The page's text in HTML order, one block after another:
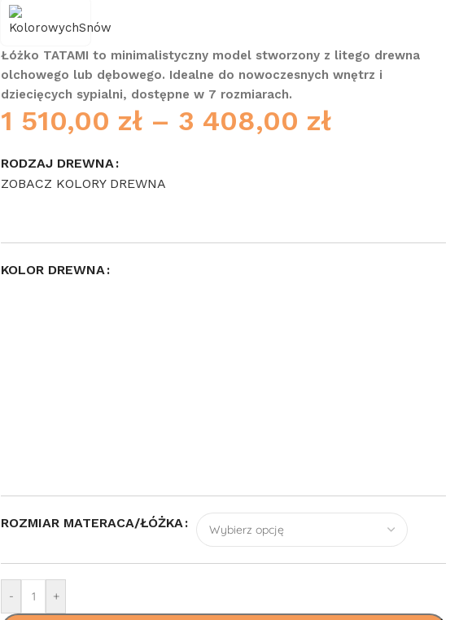
Łóżko TATAMI to minimalistyczny model stworzony z litego drewna
olchowego lub dębowego. Idealne do nowoczesnych wnętrz i
dziecięcych sypialni, dostępne w 7 rozmiarach.
1 510,00 zł – 3 408,00 zł
RODZAJ DREWNA
ZOBACZ KOLORY DREWNA
KOLOR DREWNA
ROZMIAR MATERACA/ŁÓŻKA
- +